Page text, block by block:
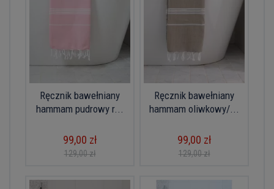
Ręcznik bawełniany
hammam pudrowy r...
99,00 zł
129,00 zł
Ręcznik bawełniany
hammam oliwkowy/...
99,00 zł
129,00 zł